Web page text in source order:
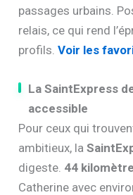
passages urbains.
relais, ce qui rend
profils.Voir les
La SaintExpress
accessible
Pour ceux qui
ambitieux, la
digeste. 44
Catherine avec